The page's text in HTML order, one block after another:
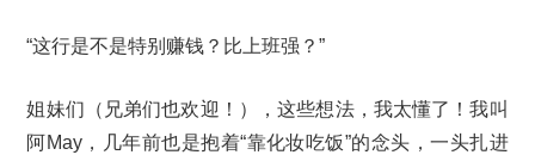
“这行是不是特别赚钱？比上班强？”
姐妹们（兄弟们也欢迎！），这些想法，我太懂了！我叫
阿May，几年前也是抱着“靠化妆吃饭”的念头，一头扎进